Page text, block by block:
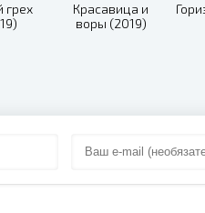
грех
Красавица и
воры (2019)